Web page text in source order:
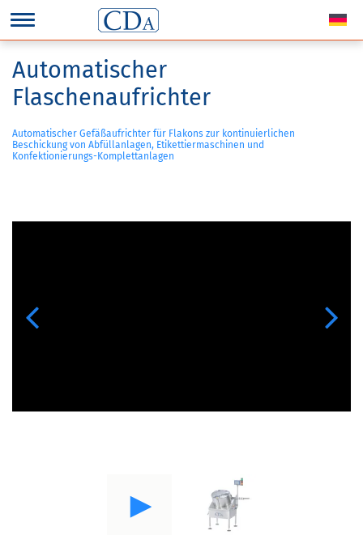
Previous Next
Automatischer
Flaschenaufrichter
Automatischer Gefäßaufrichter für Flakons zur kontinuierlichen
Beschickung von Abfüllanlagen, Etikettiermaschinen und
Konfektionierungs-Komplettanlagen